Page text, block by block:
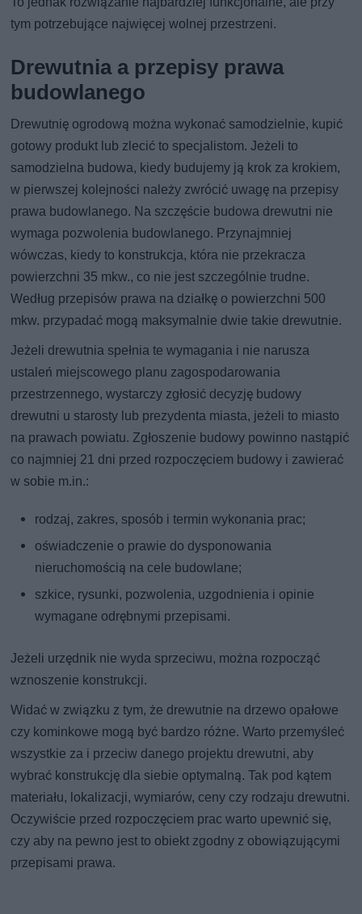
tym potrzebujące najwięcej wolnej przestrzeni.
Drewutnia a przepisy prawa
budowlanego
Drewutnię ogrodową można wykonać samodzielnie, kupić
gotowy produkt lub zlecić to specjalistom. Jeżeli to
samodzielna budowa, kiedy budujemy ją krok za krokiem,
w pierwszej kolejności należy zwrócić uwagę na przepisy
prawa budowlanego. Na szczęście budowa drewutni nie
wymaga pozwolenia budowlanego. Przynajmniej
wówczas, kiedy to konstrukcja, która nie przekracza
powierzchni 35 mkw., co nie jest szczególnie trudne.
Według przepisów prawa na działkę o powierzchni 500
mkw. przypadać mogą maksymalnie dwie takie drewutnie.
Jeżeli drewutnia spełnia te wymagania i nie narusza
ustaleń miejscowego planu zagospodarowania
przestrzennego, wystarczy zgłosić decyzję budowy
drewutni u starosty lub prezydenta miasta, jeżeli to miasto
na prawach powiatu. Zgłoszenie budowy powinno nastąpić
co najmniej 21 dni przed rozpoczęciem budowy i zawierać
w sobie m.in.:
rodzaj, zakres, sposób i termin wykonania prac;
oświadczenie o prawie do dysponowania
nieruchomością na cele budowlane;
szkice, rysunki, pozwolenia, uzgodnienia i opinie
wymagane odrębnymi przepisami.
Jeżeli urzędnik nie wyda sprzeciwu, można rozpocząć
wznoszenie konstrukcji.
Widać w związku z tym, że drewutnie na drzewo opałowe
czy kominkowe mogą być bardzo różne. Warto przemyśleć
wszystkie za i przeciw danego projektu drewutni, aby
wybrać konstrukcję dla siebie optymalną. Tak pod kątem
materiału, lokalizacji, wymiarów, ceny czy rodzaju drewutni.
Oczywiście przed rozpoczęciem prac warto upewnić się,
czy aby na pewno jest to obiekt zgodny z obowiązującymi
przepisami prawa.